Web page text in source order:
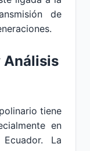
de
Análisis
tiene
en
La